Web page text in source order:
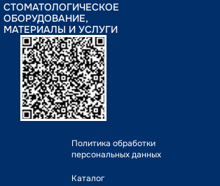
СТОМАТОЛОГИЧЕСКОЕ
ОБОРУДОВАНИЕ,
МАТЕРИАЛЫ И УСЛУГИ
Политика обработки
персональных данных
Каталог